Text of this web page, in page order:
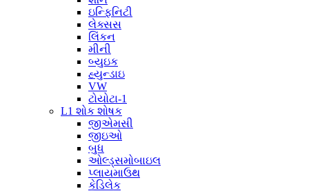
ઇન્ફિનિટી
લેક્સસ
લિંકન
મીની
બ્યુઇક
હ્યુન્ડાઇ
VW
ટોયોટા-1
L1 શોક શોષક
જીએમસી
જીઇઓ
બુધ
ઓલ્ડ્સમોબાઇલ
પ્લાયમાઉથ
કેડિલેક